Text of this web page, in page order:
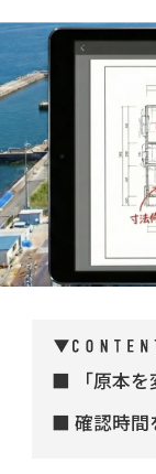
「原本
確認時間